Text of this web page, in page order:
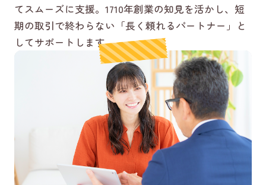
てスムーズに支援。1710年創業の知見を活かし、短
期の取引で終わらない「長く頼れるパートナー」と
してサポートします。